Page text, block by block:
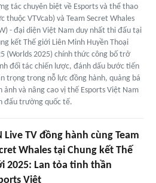
tác chuyên biệt về Esports và thể thao
thuộc VTVcab) và Team Secret Whales
- đại diện Việt Nam duy nhất thi đấu tại
kết Thế giới Liên Minh Huyền Thoại
(Worlds 2025) chính thức công bố trở
đối tác chiến lược, đánh dấu bước tiến
trọng trong nỗ lực đồng hành, quảng bá
ảnh và nâng cao vị thế Esports Việt Nam
đấu trường quốc tế.
Live TV đồng hành cùng Team
Whales tại Chung kết Thế
2025: Lan tỏa tinh thần
Việt